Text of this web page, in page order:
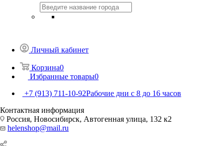
Личный кабинет
Корзина0
Избранные товары0
+7 (913) 711-10-92Рабочие дни с 8 до 16 часов
Контактная информация
Россия, Новосибирск, Автогенная улица, 132 к2
helenshop@mail.ru